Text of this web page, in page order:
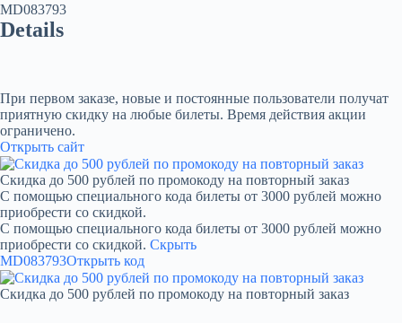
MD083793
Details
При первом заказе, новые и постоянные пользователи получат
приятную скидку на любые билеты. Время действия акции
ограничено.
Открыть сайт
Скидка до 500 рублей по промокоду на повторный заказ
С помощью специального кода билеты от 3000 рублей можно
приобрести со скидкой.
С помощью специального кода билеты от 3000 рублей можно
приобрести со скидкой. Скрыть
MD083793Открыть код
Скидка до 500 рублей по промокоду на повторный заказ